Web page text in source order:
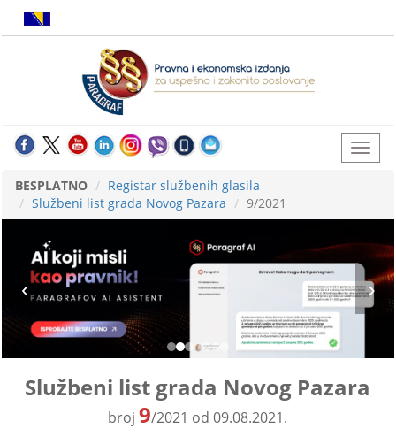
BESPLATNO
Registar službenih glasila
Službeni list grada Novog Pazara
9/2021
Službeni list grada Novog Pazara
broj9/2021 od 09.08.2021.